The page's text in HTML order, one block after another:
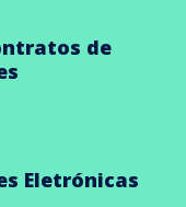
de
Eletrónicas